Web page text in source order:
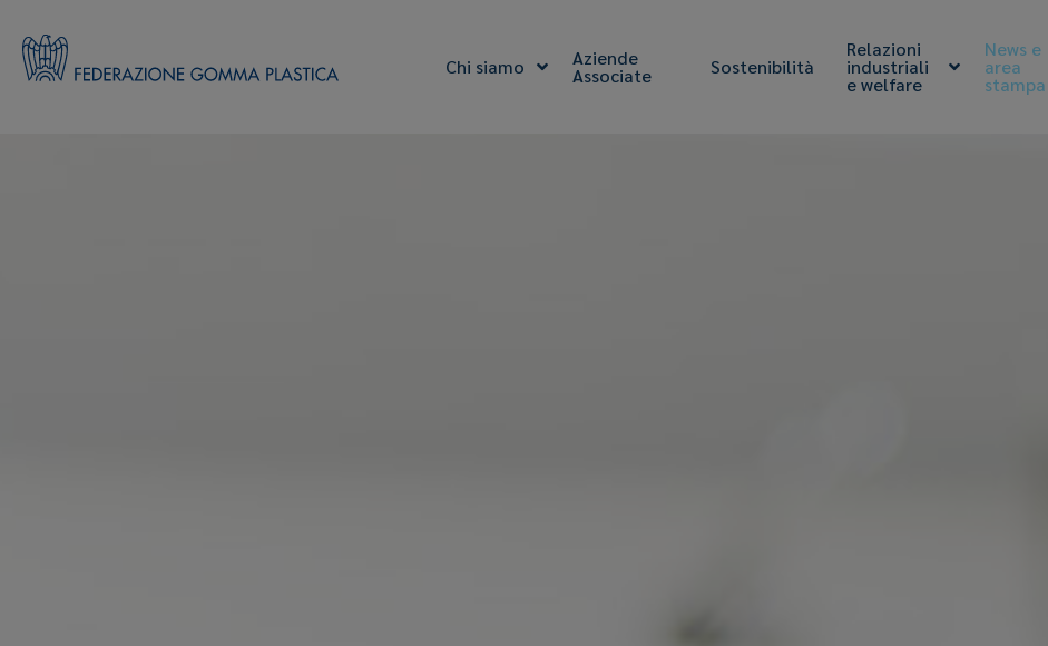
Chi siamo Aziende
Associate Sostenibilità
Relazioni
industriali
e welfare
News e
area
stampa